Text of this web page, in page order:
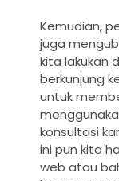
Kemudian,
juga
kita lakukan
berkunjung
untuk
konsultasi
ini pun kita
web atau